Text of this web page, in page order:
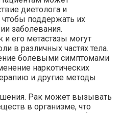
диетолога и
чтобы поддержать их
заболевания.
его метастазы могут
в различных частях тела.
болевыми симптомами
наркотических
и другие методы
Рак может вызывать
в организме, что